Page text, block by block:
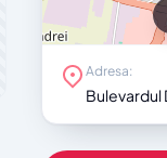
Adresa:
Bulevardul